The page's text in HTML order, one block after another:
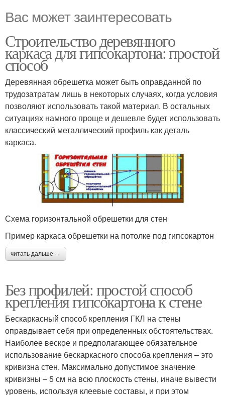
Вас может заинтересовать
Строительство деревянного
каркаса для гипсокартона: простой
способ
Деревянная обрешетка может быть оправданной по
трудозатратам лишь в некоторых случаях, когда условия
позволяют использовать такой материал. В остальных
ситуациях намного проще и дешевле будет использовать
классический металлический профиль как деталь
каркаса.
Схема горизонтальной обрешетки для стен
Пример каркаса обрешетки на потолке под гипсокартон
читать дальше →
Без профилей: простой способ
крепления гипсокартона к стене
Бескаркасный способ крепления ГКЛ на стены
оправдывает себя при определенных обстоятельствах.
Наиболее веское и предполагающее обязательное
использование бескаркасного способа крепления – это
кривизна стен. Максимально допустимое значение
кривизны – 5 см на всю плоскость стены, иначе вывести
уровень, используя клеевые составы, и при этом